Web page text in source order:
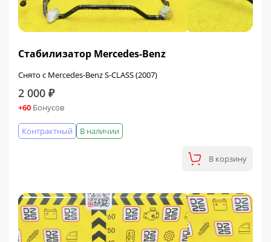
Стабилизатор Mercedes-Benz
Снято с Mercedes-Benz S-CLASS (2007)
2 000 ₽
+60 Бонусов
В наличии
Контрактный
В корзину